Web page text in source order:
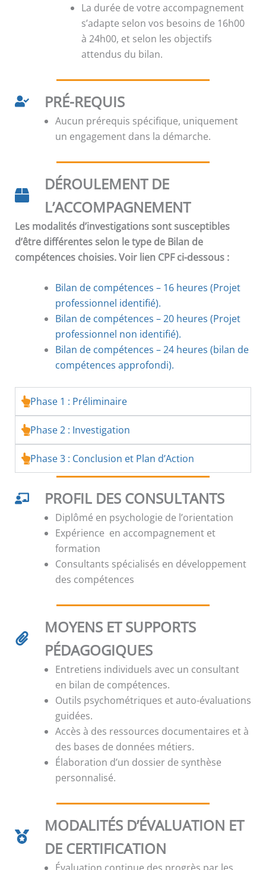
La durée de votre accompagnement
s’adapte selon vos besoins de 16h00
à 24h00, et selon les objectifs
attendus du bilan.
PRÉ-REQUIS
Aucun prérequis spécifique, uniquement
un engagement dans la démarche.
DÉROULEMENT DE
L’ACCOMPAGNEMENT
Les modalités d’investigations sont susceptibles
d’être différentes selon le type de Bilan de
compétences choisies. Voir lien CPF ci-dessous :
Bilan de compétences – 16 heures (Projet
professionnel identifié).
Bilan de compétences –20 heures (Projet
professionnel non identifié).
Bilan de compétences – 24 heures (bilan de
compétences approfondi).
Phase 1 : Préliminaire
Phase 2 : Investigation
Phase 3 : Conclusion et Plan d’Action
PROFIL DES CONSULTANTS
Diplômé en psychologie de l’orientation
Expérience en accompagnement et
formation
Consultants spécialisés en développement
des compétences
MOYENS ET SUPPORTS
PÉDAGOGIQUES
Entretiens individuels avec un consultant
en bilan de compétences.
Outils psychométriques et auto-évaluations
guidées.
Accès à des ressources documentaires et à
des bases de données métiers.
Élaboration d’un dossier de synthèse
personnalisé.
MODALITÉS D’ÉVALUATION ET
DE CERTIFICATION